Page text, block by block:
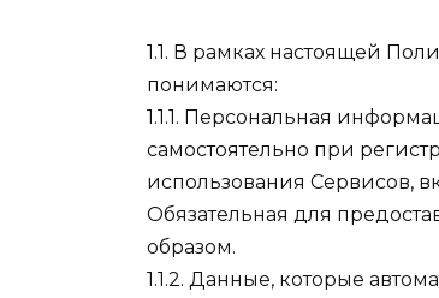
1.1. В рамках настоящей
понимаются:
1.1.1. Персональная
самостоятельно при
использования Сервисов,
Обязательная для
образом.
1.1.2. Данные, которые